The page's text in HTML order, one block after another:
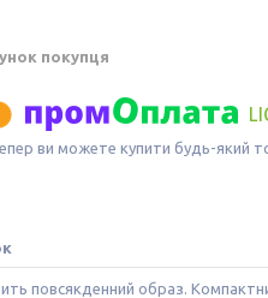
покупця
ви можете купити будь-який
повсякденний образ.